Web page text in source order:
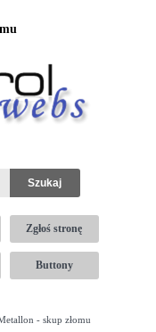
Zgłoś stronę
Buttony
- skup złomu